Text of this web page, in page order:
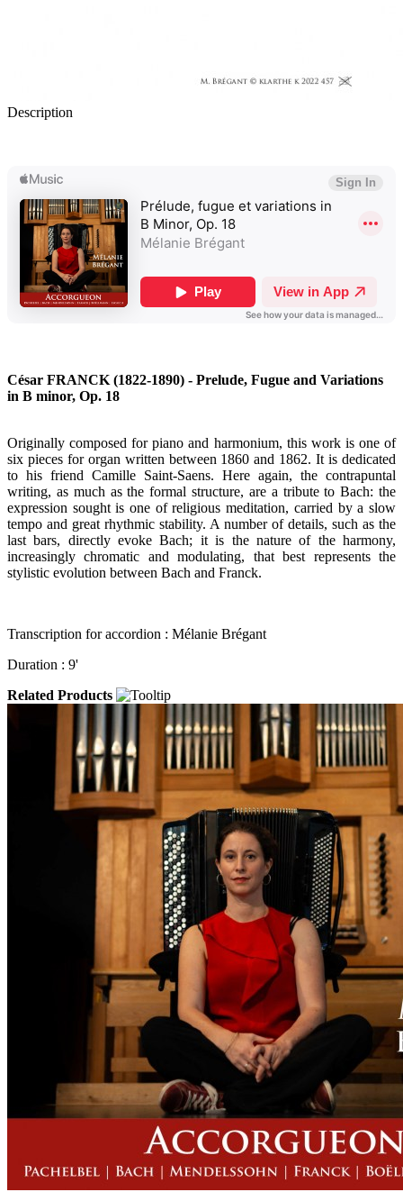
Description
César FRANCK (1822-1890) - Prelude, Fugue and Variations
in B minor, Op. 18
Originally composed for piano and harmonium, this work is one of
six pieces for organ written between 1860 and 1862. It is dedicated
to his friend Camille Saint-Saens. Here again, the contrapuntal
writing, as much as the formal structure, are a tribute to Bach: the
expression sought is one of religious meditation, carried by a slow
tempo and great rhythmic stability. A number of details, such as the
last bars, directly evoke Bach; it is the nature of the harmony,
increasingly chromatic and modulating, that best represents the
stylistic evolution between Bach and Franck.
Transcription for accordion : Mélanie Brégant
Duration : 9'
Related Products